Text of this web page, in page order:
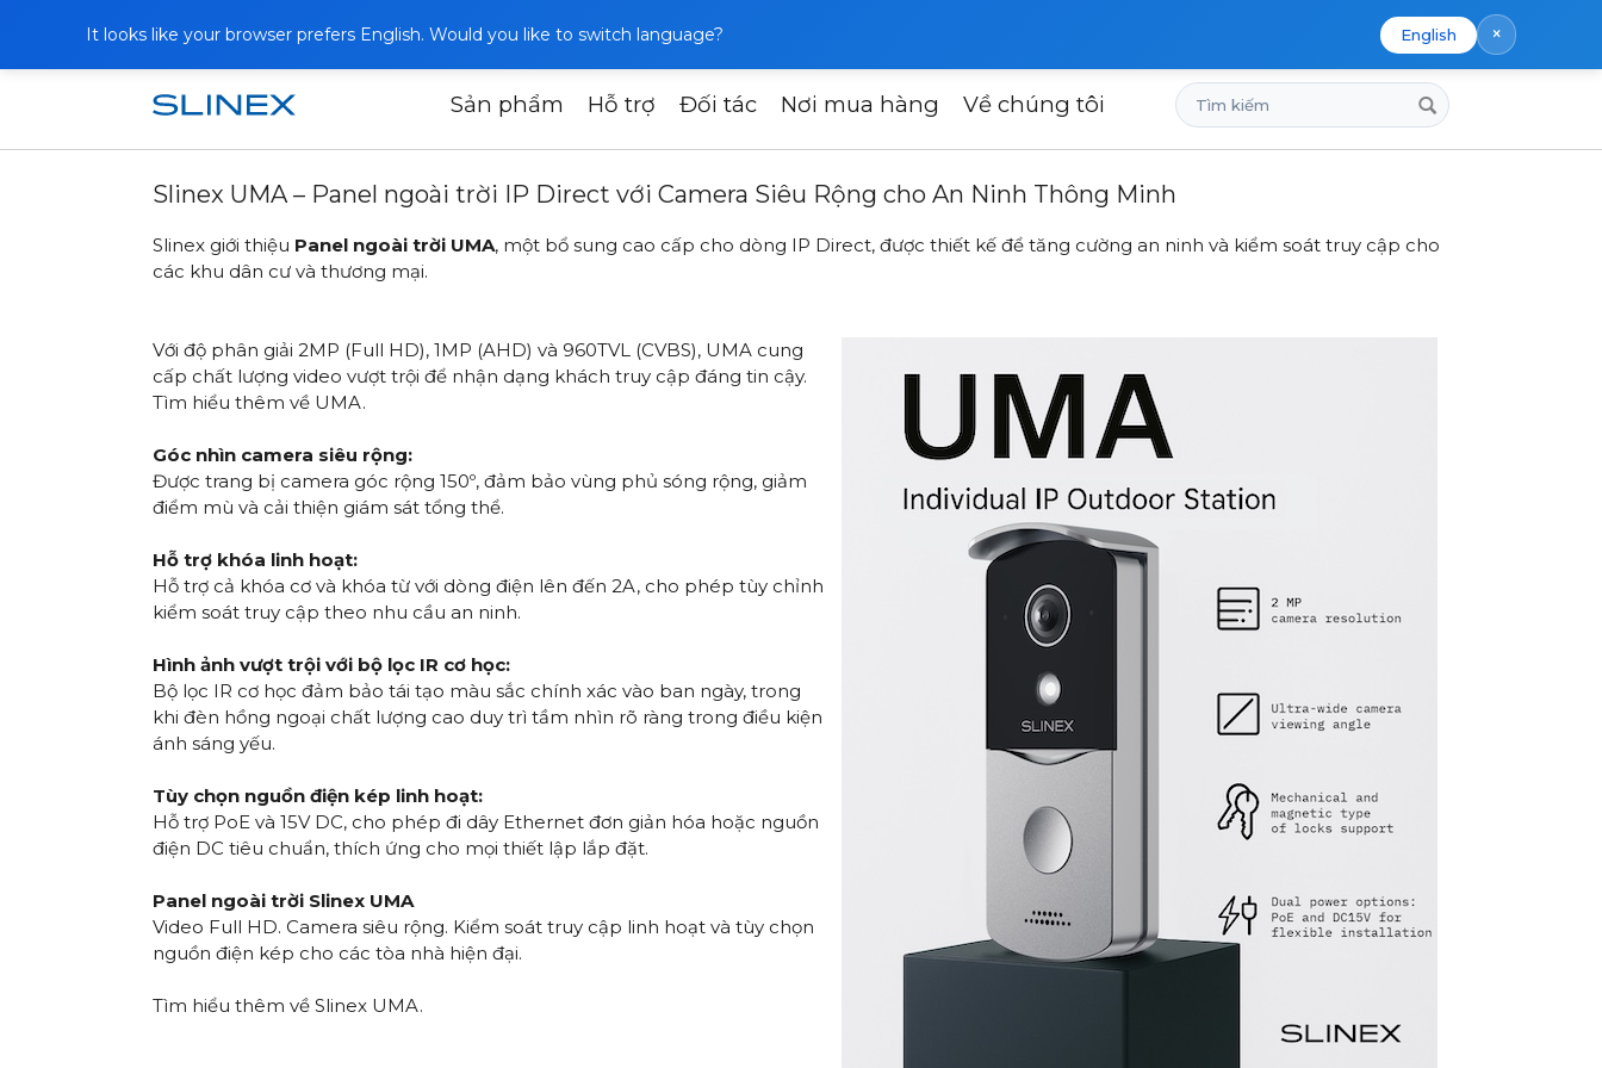
It looks like your browser prefers English. Would you like to switch language? English ×
Sản phẩm Hỗ trợ Đối tác Nơi mua hàng Về chúng tôi
Tìm
kiếm
Trang chủ Tin tức Slinex UMA – Panel ngoài trời IP Direct với Camera Siêu Rộng cho An Ninh Thông Minh
Slinex UMA – Panel ngoài trời IP Direct với Camera Siêu Rộng cho An Ninh Thông Minh
Slinex giới thiệu Panel ngoài trời UMA, một bổ sung cao cấp cho dòng IP Direct, được thiết kế để tăng cường an ninh và kiểm soát truy cập cho
các khu dân cư và thương mại.
Với độ phân giải 2MP (Full HD), 1MP (AHD) và 960TVL (CVBS), UMA cung
cấp chất lượng video vượt trội để nhận dạng khách truy cập đáng tin cậy.
Tìm hiểu thêm về UMA.
Góc nhìn camera siêu rộng:
Được trang bị camera góc rộng 150º, đảm bảo vùng phủ sóng rộng, giảm
điểm mù và cải thiện giám sát tổng thể.
Hỗ trợ khóa linh hoạt:
Hỗ trợ cả khóa cơ và khóa từ với dòng điện lên đến 2A, cho phép tùy chỉnh
kiểm soát truy cập theo nhu cầu an ninh.
Hình ảnh vượt trội với bộ lọc IR cơ học:
Bộ lọc IR cơ học đảm bảo tái tạo màu sắc chính xác vào ban ngày, trong
khi đèn hồng ngoại chất lượng cao duy trì tầm nhìn rõ ràng trong điều kiện
ánh sáng yếu.
Tùy chọn nguồn điện kép linh hoạt:
Hỗ trợ PoE và 15V DC, cho phép đi dây Ethernet đơn giản hóa hoặc nguồn
điện DC tiêu chuẩn, thích ứng cho mọi thiết lập lắp đặt.
Panel ngoài trời Slinex UMA
Video Full HD. Camera siêu rộng. Kiểm soát truy cập linh hoạt và tùy chọn
nguồn điện kép cho các tòa nhà hiện đại.
Tìm hiểu thêm về Slinex UMA.